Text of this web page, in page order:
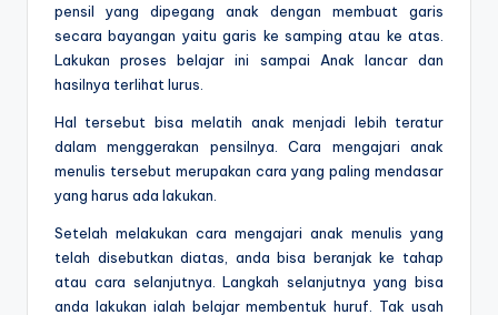
pensil yang dipegang anak dengan membuat garis
secara bayangan yaitu garis ke samping atau ke atas.
Lakukan proses belajar ini sampai Anak lancar dan
hasilnya terlihat lurus.
Hal tersebut bisa melatih anak menjadi lebih teratur
dalam menggerakan pensilnya.Cara mengajari anak
menulis tersebut merupakan cara yang paling mendasar
yang harus ada lakukan.
Setelah melakukan cara mengajari anak menulis yang
telah disebutkan diatas, anda bisa beranjak ke tahap
atau cara selanjutnya. Langkah selanjutnya yang bisa
anda lakukan ialah belajar membentuk huruf. Tak usah